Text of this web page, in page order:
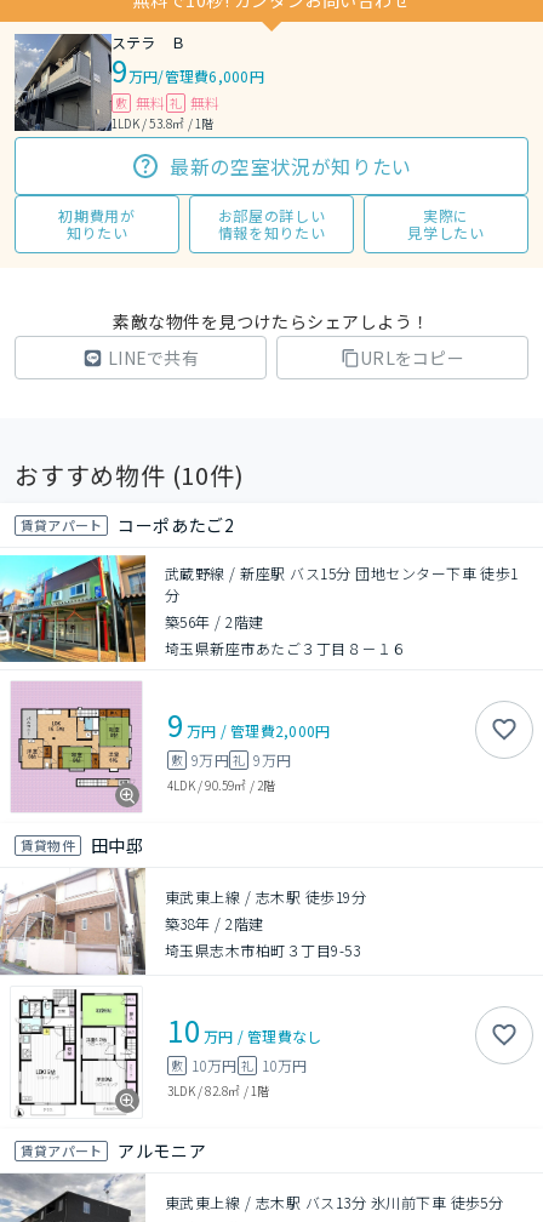
ステラ Ｂ
9万円/管理費6,000円
敷 無料 礼 無料
1LDK / 53.8㎡ / 1階
最新の空室状況が知りたい
初期費用が
知りたい
お部屋の詳しい
情報を知りたい
実際に
見学したい
素敵な物件を見つけたらシェアしよう！
LINEで共有
URLをコピー
おすすめ物件 (10件)
賃貸アパート コーポあたご2
武蔵野線 / 新座駅 バス15分 団地センター下車 徒歩1
分
築56年 /2階建
埼玉県新座市あたご３丁目８－１６
9 万円 /管理費2,000円
敷 9万円礼 9万円
4LDK/90.59㎡ / 2階
賃貸物件 田中邸
東武東上線 / 志木駅 徒歩19分
築38年 /2階建
埼玉県志木市柏町３丁目9-53
10 万円 /管理費なし
敷 10万円 礼 10万円
3LDK/82.8㎡ / 1階
賃貸アパート アルモニア
東武東上線 / 志木駅 バス13分 氷川前下車 徒歩5分